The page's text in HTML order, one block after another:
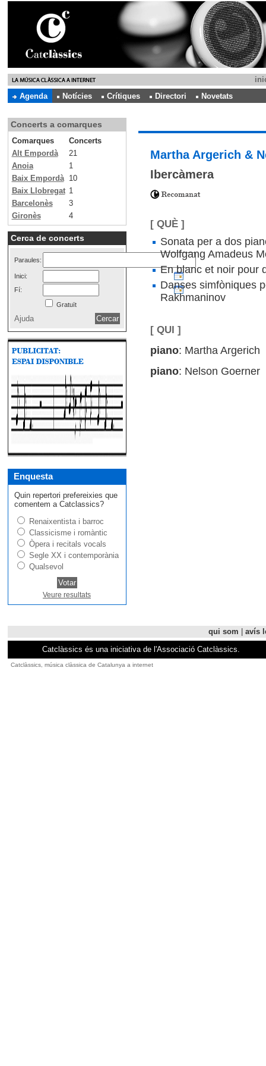
Agenda
Notícies Crítiques Directori Novetats
Concerts a comarques
Comarques
Concerts
Alt Empordà
21
Anoia
1
Baix Empordà
10
Baix Llobregat 1
Barcelonès
3
Gironès
4
Cerca de concerts
Paraules:
Inici:
Fí:
Gratuït
Ajuda
Enquesta
Quin repertori prefereixies que
comentem a Catclassics?
Renaixentista i barroc
Classicisme i romàntic
Òpera i recitals vocals
Segle XX i contemporània
Qualsevol
Veure resultats
Martha Argerich &
Ibercàmera
[ QUÈ ]
Sonata per a dos
Wolfgang Amadeus
En blanc et noir pour
Danses simfòniques
Rakhmaninov
[ QUI ]
piano: Martha Argerich
piano: Nelson Goerner
qui som
avís
Catclàssics és una iniciativa de l'Associació Catclàssics.
Catclàssics, música clàssica de Catalunya a internet